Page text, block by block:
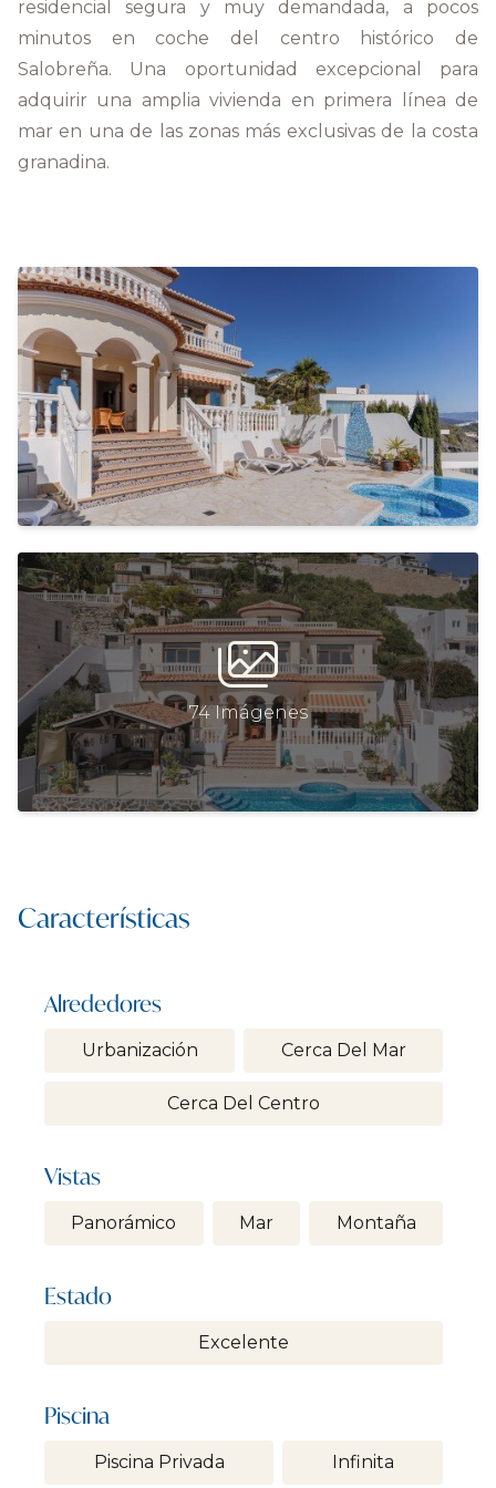
residencial segura y muy demandada, a pocos
minutos en coche del centro histórico de
Salobreña. Una oportunidad excepcional para
adquirir una amplia vivienda en primera línea de
mar en una de las zonas más exclusivas de la costa
granadina.
74 Imágenes
Características
Alrededores
Urbanización Cerca Del Mar
Cerca Del Centro
Vistas
Panorámico Mar Montaña
Estado
Excelente
Piscina
Piscina Privada Infinita